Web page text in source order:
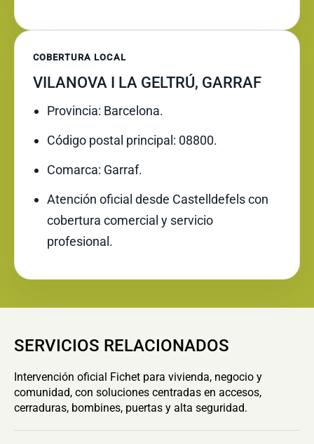
COBERTURA LOCAL
VILANOVA I LA GELTRÚ, GARRAF
Provincia: Barcelona.
Código postal principal: 08800.
Comarca: Garraf.
Atención oficial desde Castelldefels con
cobertura comercial y servicio
profesional.
SERVICIOS RELACIONADOS
Intervención oficial Fichet para vivienda, negocio y
comunidad, con soluciones centradas en accesos,
cerraduras, bombines, puertas y alta seguridad.